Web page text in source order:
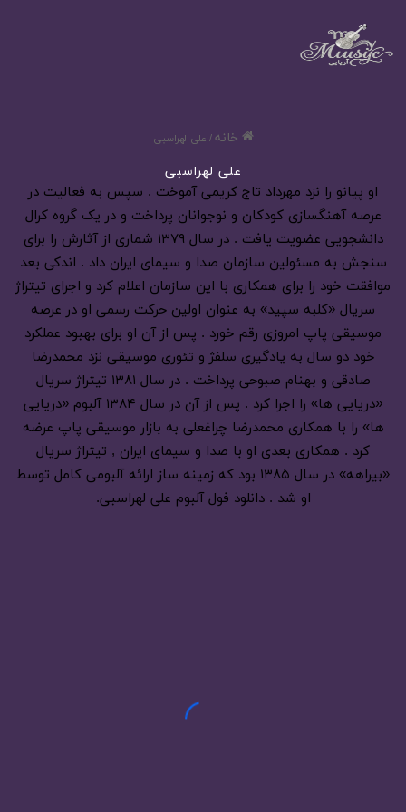
خانه / علی لهراسبی
علی لهراسبی
او پیانو را نزد مهرداد تاج کریمی آموخت . سپس به فعالیت در
عرصه آهنگسازی کودکان و نوجوانان پرداخت و در یک گروه کرال
دانشجویی عضویت یافت . در سال ۱۳۷۹ شماری از آثارش را برای
سنجش به مسئولین سازمان صدا و سیمای ایران داد . اندکی بعد
موافقت خود را برای همکاری با این سازمان اعلام کرد و اجرای تیتراژ
سریال «کلبه سپید» به عنوان اولین حرکت رسمی او در عرصه
موسیقی پاپ امروزی رقم خورد . پس از آن او برای بهبود عملکرد
خود دو سال به یادگیری سلفژ و تئوری موسیقی نزد محمدرضا
صادقی و بهنام صبوحی پرداخت . در سال ۱۳۸۱ تیتراژ سریال
«دریایی ها» را اجرا کرد . پس از آن در سال ۱۳۸۴ آلبوم «دریایی
ها» را با همکاری محمدرضا چراغعلی به بازار موسیقی پاپ عرضه
کرد . همکاری بعدی او با صدا و سیمای ایران , تیتراژ سریال
«بیراهه» در سال ۱۳۸۵ بود که زمینه ساز ارائه آلبومی کامل توسط
او شد . دانلود فول آلبوم علی لهراسبی.